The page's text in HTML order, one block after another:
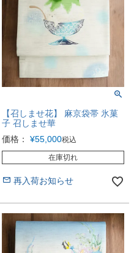
【召しませ花】 麻京袋帯 氷菓
子 召しませ華
価格：
¥55,000税込
在庫切れ
再入荷お知らせ